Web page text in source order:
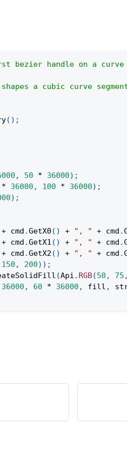
handle on a curve
a cubic curve
( ) ;
, 50 * 36000) ;
* 36000 , 100 * 36000) ;
) ;
+ cmd .GetX0 ( ) + ", " + cmd .
+ cmd .GetX1 ( ) + ", " + cmd .
+ cmd .GetX2 ( ) + ", " + cmd .
150 , 200) ) ;
(Api . RGB(50 , 75 ,
36000 , 60 * 36000 , fill ,